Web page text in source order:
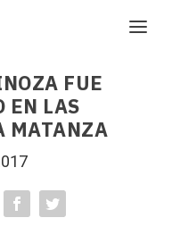
FUE
EN LAS
MATANZA